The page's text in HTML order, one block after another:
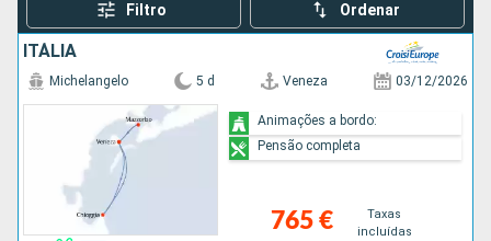
Filtro Ordenar
ITÁLIA
Michelangelo 5 d Veneza 03/12/2026
765 €
Taxas
incluídas
Animações a bordo:
Pensão completa